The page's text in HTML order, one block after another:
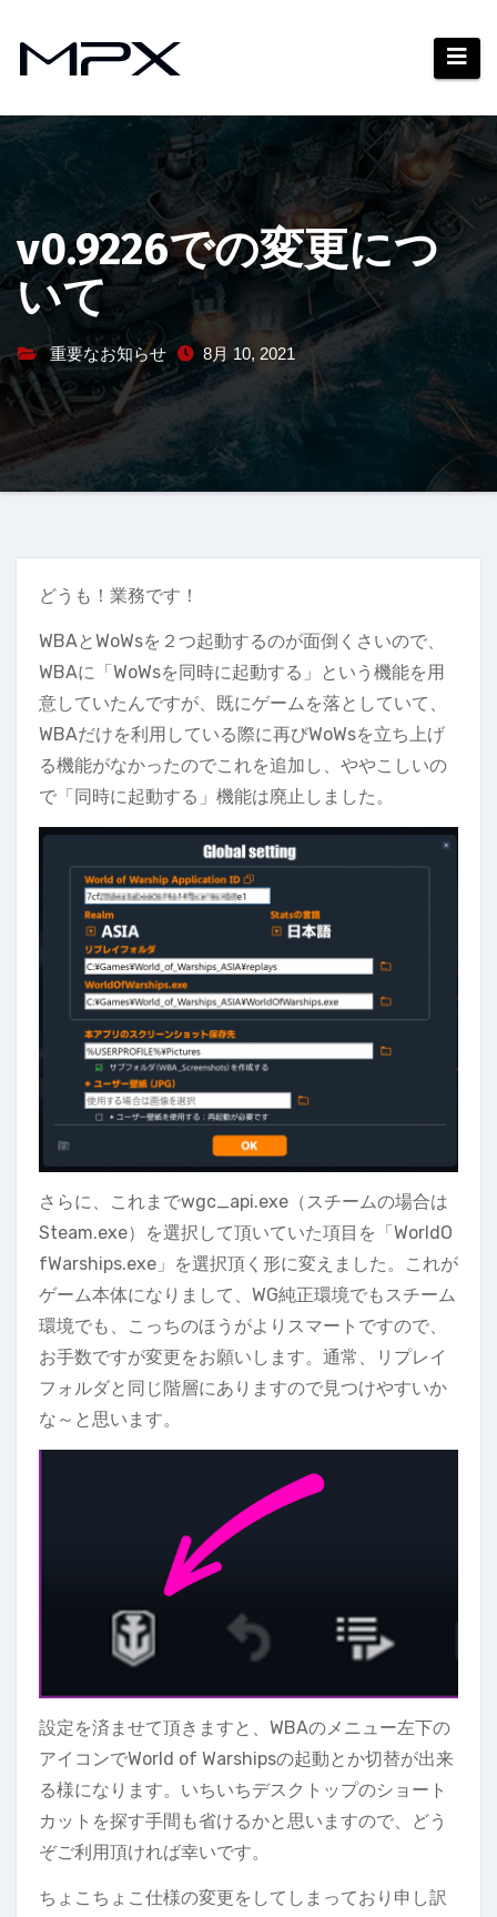
プ
v0.9226での変更につ
いて
重要なお知らせ 8月 10, 2021
どうも！業務です！
WBAとWoWsを２つ起動するのが面倒くさいので、
WBAに「WoWsを同時に起動する」という機能を用
意していたんですが、既にゲームを落としていて、
WBAだけを利用している際に再びWoWsを立ち上げ
る機能がなかったのでこれを追加し、ややこしいの
で「同時に起動する」機能は廃止しました。
さらに、これまでwgc_api.exe（スチームの場合は
Steam.exe）を選択して頂いていた項目を「WorldO
fWarships.exe」を選択頂く形に変えました。これが
ゲーム本体になりまして、WG純正環境でもスチーム
環境でも、こっちのほうがよりスマートですので、
お手数ですが変更をお願いします。通常、リプレイ
フォルダと同じ階層にありますので見つけやすいか
な～と思います。
設定を済ませて頂きますと、WBAのメニュー左下の
アイコンでWorld of Warshipsの起動とか切替が出来
る様になります。いちいちデスクトップのショート
カットを探す手間も省けるかと思いますので、どう
ぞご利用頂ければ幸いです。
ちょこちょこ仕様の変更をしてしまっており申し訳